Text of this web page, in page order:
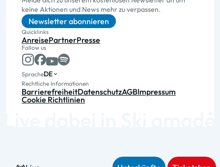
keine Aktionen und News mehr zu verpassen.
Newsletter abonnieren
Quicklinks
AnreisePartnerPresse
Follow us
SpracheDE
Rechtliche Informationen
BarrierefreiheitDatenschutzAGBImpressum
Cookie Richtlinien